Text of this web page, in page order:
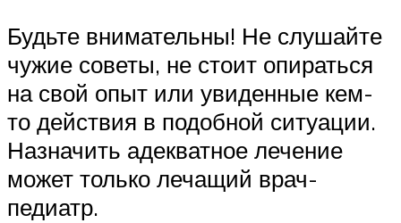
Будьте внимательны! Не слушайте
чужие советы, не стоит опираться
на свой опыт или увиденные кем-
то действия в подобной ситуации.
Назначить адекватное лечение
может только лечащий врач-
педиатр.